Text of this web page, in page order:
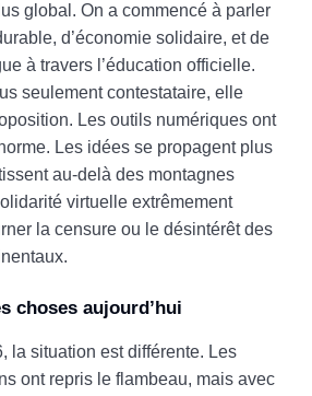
global. On a commencé à parler
d’économie solidaire, et de
à travers l’éducation officielle.
seulement contestataire, elle
Les outils numériques ont
Les idées se propagent plus
au-delà des montagnes
virtuelle extrêmement
la censure ou le désintérêt des
choses aujourd’hui
la situation est différente. Les
ont repris le flambeau, mais avec